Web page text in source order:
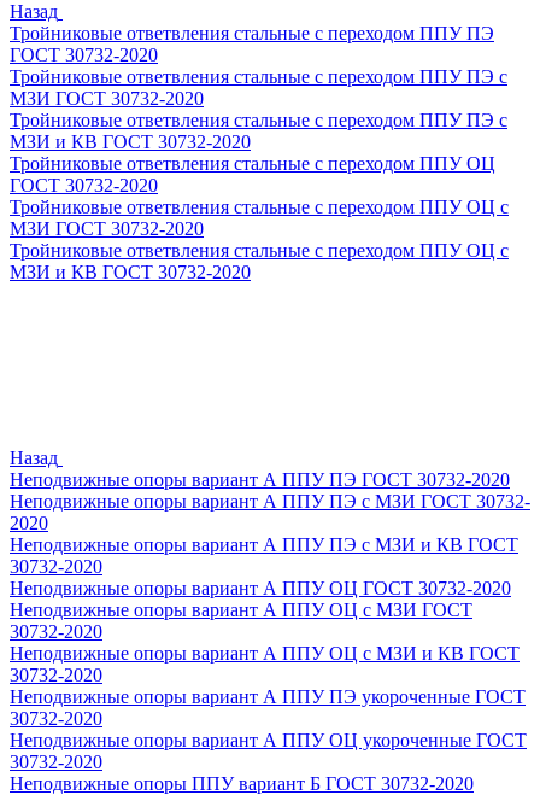
Назад
Тройниковые ответвления стальные с переходом ППУ ПЭ
ГОСТ 30732-2020
Тройниковые ответвления стальные с переходом ППУ ПЭ с
МЗИ ГОСТ 30732-2020
Тройниковые ответвления стальные с переходом ППУ ПЭ с
МЗИ и КВ ГОСТ 30732-2020
Тройниковые ответвления стальные с переходом ППУ ОЦ
ГОСТ 30732-2020
Тройниковые ответвления стальные с переходом ППУ ОЦ с
МЗИ ГОСТ 30732-2020
Тройниковые ответвления стальные с переходом ППУ ОЦ с
МЗИ и КВ ГОСТ 30732-2020
Назад
Неподвижные опоры вариант А ППУ ПЭ ГОСТ 30732-2020
Неподвижные опоры вариант А ППУ ПЭ с МЗИ ГОСТ 30732-
2020
Неподвижные опоры вариант А ППУ ПЭ с МЗИ и КВ ГОСТ
30732-2020
Неподвижные опоры вариант А ППУ ОЦ ГОСТ 30732-2020
Неподвижные опоры вариант А ППУ ОЦ с МЗИ ГОСТ
30732-2020
Неподвижные опоры вариант А ППУ ОЦ с МЗИ и КВ ГОСТ
30732-2020
Неподвижные опоры вариант А ППУ ПЭ укороченные ГОСТ
30732-2020
Неподвижные опоры вариант А ППУ ОЦ укороченные ГОСТ
30732-2020
Неподвижные опоры ППУ вариант Б ГОСТ 30732-2020